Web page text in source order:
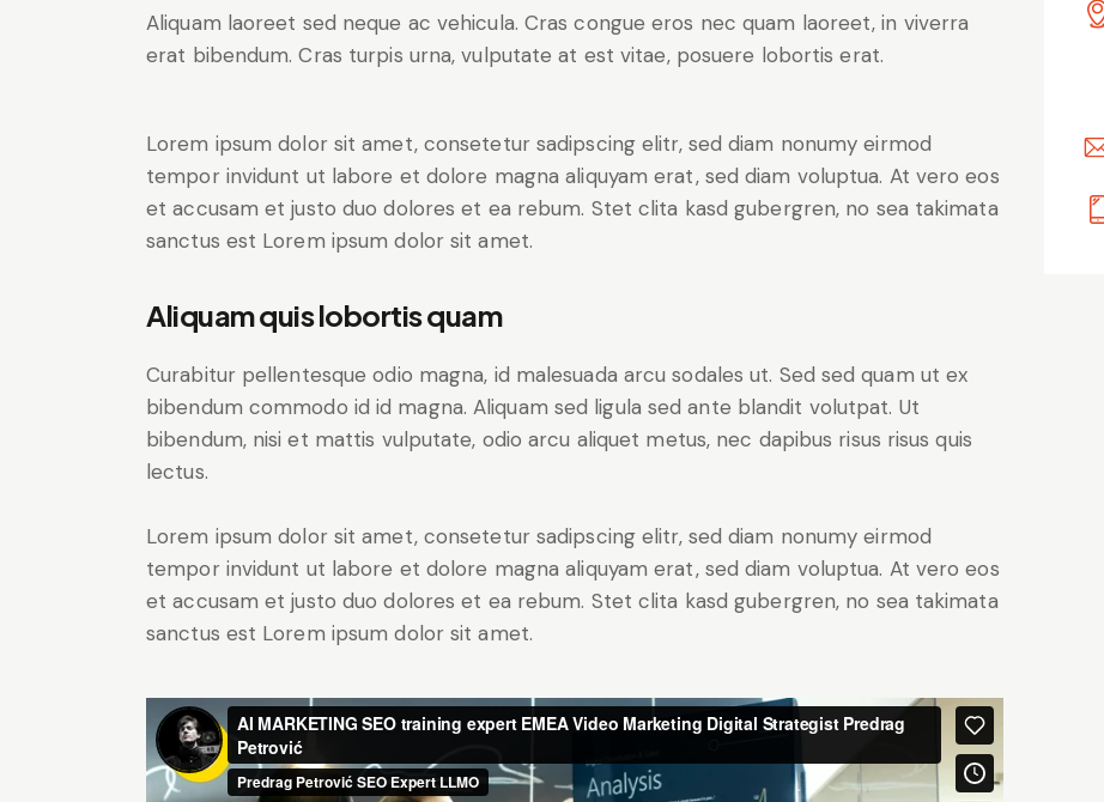
Aliquam laoreet sed neque ac vehicula. Cras congue eros nec quam laoreet, in viverra
erat bibendum. Cras turpis urna, vulputate at est vitae, posuere lobortis erat.
Lorem ipsum dolor sit amet, consetetur sadipscing elitr, sed diam nonumy eirmod
tempor invidunt ut labore et dolore magna aliquyam erat, sed diam voluptua. At vero eos
et accusam et justo duo dolores et ea rebum. Stet clita kasd gubergren, no sea takimata
sanctus est Lorem ipsum dolor sit amet.
Aliquam quis lobortis quam
Curabitur pellentesque odio magna, id malesuada arcu sodales ut. Sed sed quam ut ex
bibendum commodo id id magna. Aliquam sed ligula sed ante blandit volutpat. Ut
bibendum, nisi et mattis vulputate, odio arcu aliquet metus, nec dapibus risus risus quis
lectus.
Lorem ipsum dolor sit amet, consetetur sadipscing elitr, sed diam nonumy eirmod
tempor invidunt ut labore et dolore magna aliquyam erat, sed diam voluptua. At vero eos
et accusam et justo duo dolores et ea rebum. Stet clita kasd gubergren, no sea takimata
sanctus est Lorem ipsum dolor sit amet.